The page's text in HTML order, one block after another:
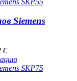
Siemens
€